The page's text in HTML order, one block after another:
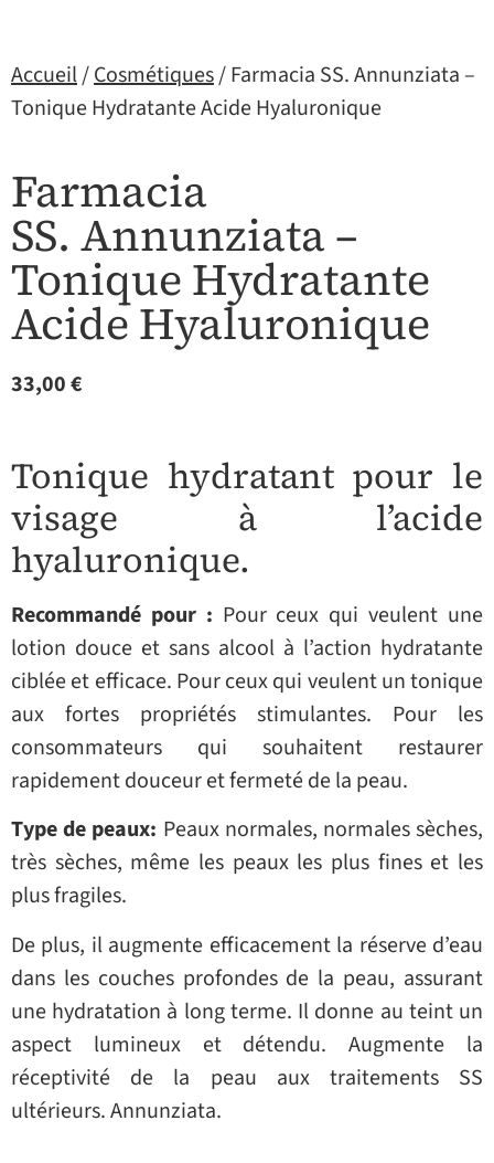
Accueil/Cosmétiques/ Farmacia SS. Annunziata –
Tonique Hydratante Acide Hyaluronique
Farmacia
SS. Annunziata –
Tonique Hydratante
Acide Hyaluronique
33,00€
Tonique hydratant pour le
visage à l’acide
hyaluronique.
Recommandé pour : Pour ceux qui veulent une
lotion douce et sans alcool à l’action hydratante
ciblée et efficace. Pour ceux qui veulent un tonique
aux fortes propriétés stimulantes. Pour les
consommateurs qui souhaitent restaurer
rapidement douceur et fermeté de la peau.
Type de peaux: Peaux normales, normales sèches,
très sèches, même les peaux les plus fines et les
plus fragiles.
De plus, il augmente efficacement la réserve d’eau
dans les couches profondes de la peau, assurant
une hydratation à long terme. Il donne au teint un
aspect lumineux et détendu. Augmente la
réceptivité de la peau aux traitements SS
ultérieurs. Annunziata.